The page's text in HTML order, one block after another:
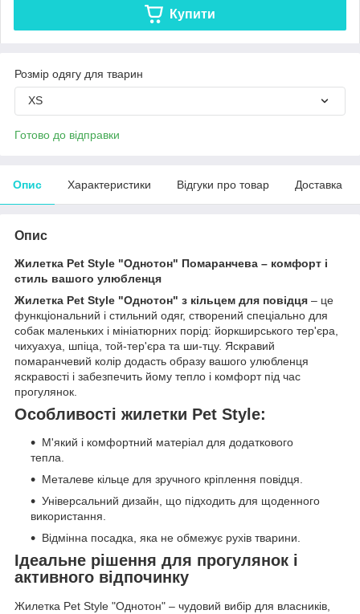
Купити
Розмір одягу для тварин
XS
Готово до відправки
Опис Характеристики Відгуки про товар Доставка
Опис
Жилетка Pet Style "Однотон" Помаранчева – комфорт і
стиль вашого улюбленця
Жилетка Pet Style "Однотон" з кільцем для повідця – це
функціональний і стильний одяг, створений спеціально для
собак маленьких і мініатюрних порід: йоркширського тер'єра,
чихуахуа, шпіца, той-тер'єра та ши-тцу. Яскравий
помаранчевий колір додасть образу вашого улюбленця
яскравості і забезпечить йому тепло і комфорт під час
прогулянок.
Особливості жилетки Pet Style:
М'який і комфортний матеріал для додаткового
тепла.
Металеве кільце для зручного кріплення повідця.
Універсальний дизайн, що підходить для щоденного
використання.
Відмінна посадка, яка не обмежує рухів тварини.
Ідеальне рішення для прогулянок і
активного відпочинку
Жилетка Pet Style "Однотон" – чудовий вибір для власників,